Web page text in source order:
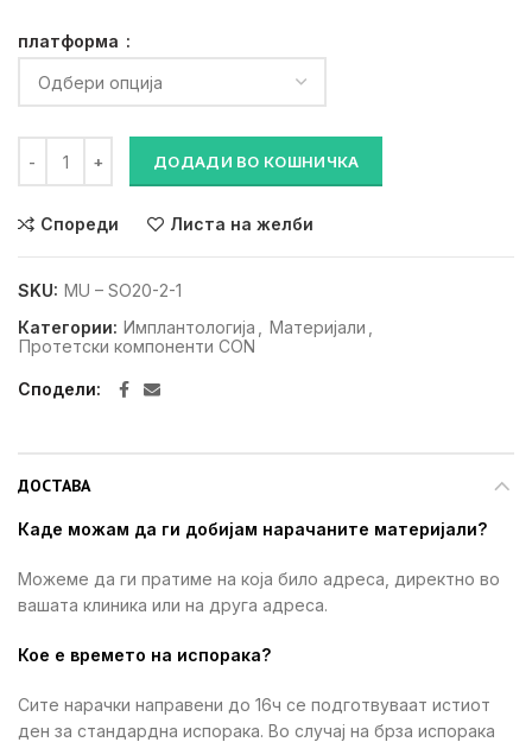
платформа
ДОДАДИ ВО КОШНИЧКА
Спореди Листа на желби
SKU: MU – SO20-2-1
Категории: Имплантологија Материјали
Протетски компоненти CON
Сподели
ДОСТАВА
Каде можам да ги добијам нарачаните материјали?
Можеме да ги пратиме на која било адреса, директно во
вашата клиника или на друга адреса.
Кое е времето на испорака?
Сите нарачки направени до 16ч се подготвуваат истиот
ден за стандардна испорака. Во случај на брза испорака